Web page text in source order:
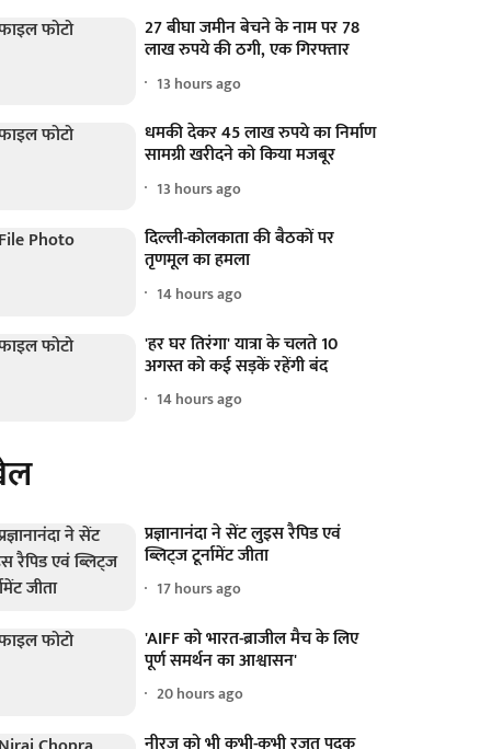
27 बीघा जमीन बेचने के नाम पर 78
लाख रुपये की ठगी, एक गिरफ्तार
13 hours ago
धमकी देकर 45 लाख रुपये का निर्माण
सामग्री खरीदने को किया मजबूर
13 hours ago
दिल्ली-कोलकाता की बैठकों पर
तृणमूल का हमला
14 hours ago
'हर घर तिरंगा' यात्रा के चलते 10
अगस्त को कई सड़कें रहेंगी बंद
14 hours ago
प्रज्ञानानंदा ने सेंट लुइस रैपिड एवं
ब्लिट्ज टूर्नामेंट जीता
17 hours ago
'AIFF को भारत-ब्राजील मैच के लिए
पूर्ण समर्थन का आश्वासन'
20 hours ago